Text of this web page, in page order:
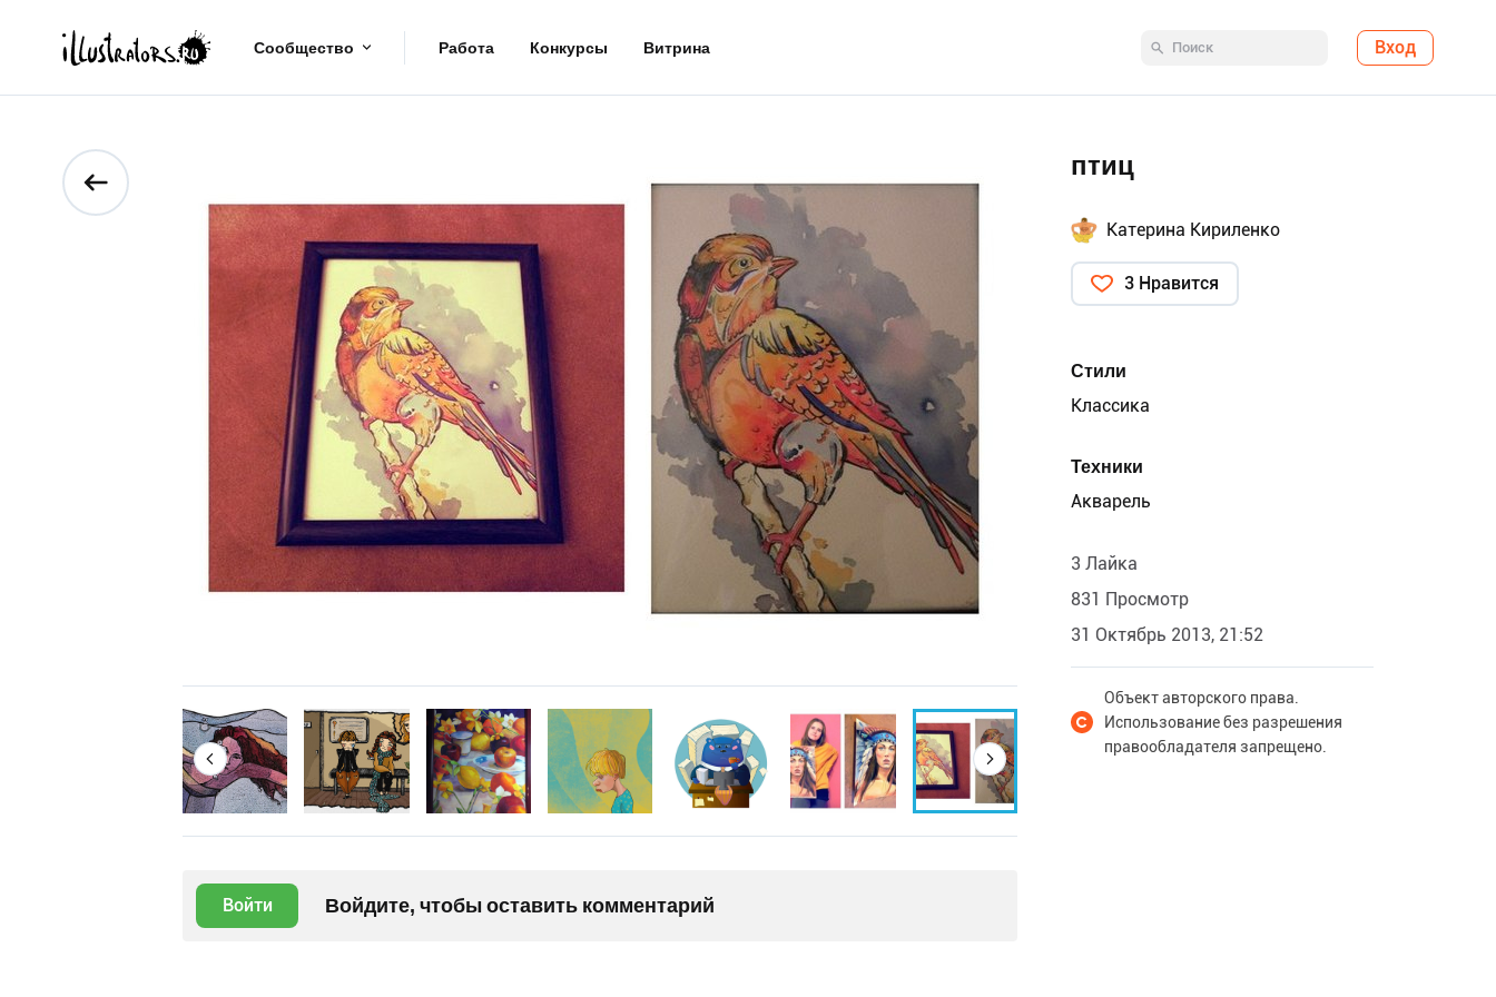
Сообщество Работа Конкурсы Витрина Вход
Войти Войдите, чтобы оставить комментарий
птиц
Катерина Кириленко
3 Нравится
Стили
Классика
Техники
Акварель
3 Лайка
831 Просмотр
31 Октябрь 2013, 21:52
Объект авторского права.
Использование без разрешения
правообладателя запрещено.